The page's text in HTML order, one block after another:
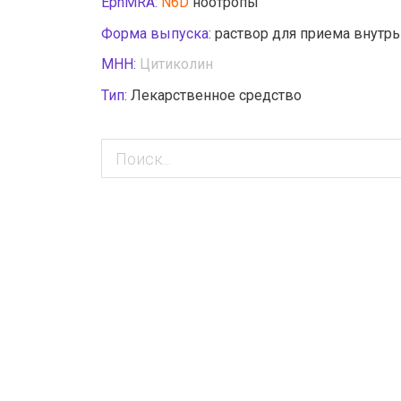
Форма выпуска: раствор для приема внутрь
МНН: Цитиколин
Тип: Лекарственное средство